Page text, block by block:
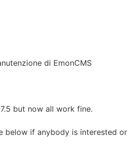
di EmonCMS
but now all work fine.
below if anybody is interested or